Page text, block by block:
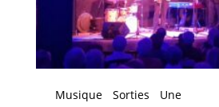
Musique Sorties Une